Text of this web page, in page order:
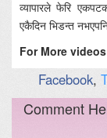
व्यापारले फेरि
एकैदिन भिडन्त
For More
Facebook,
Comment